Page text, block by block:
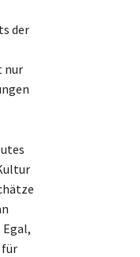
der
nur
für